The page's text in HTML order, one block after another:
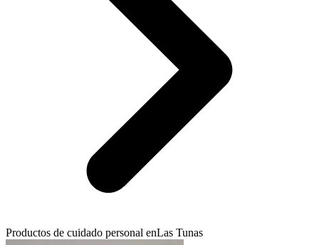
Productos de cuidado personal enLas Tunas